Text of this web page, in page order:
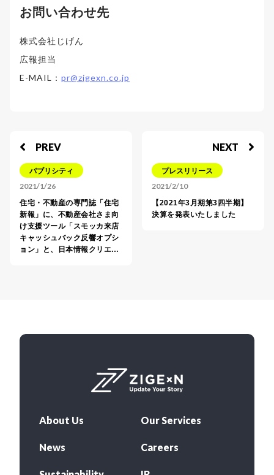
お問い合わせ先
株式会社じげん
広報担当
E-MAIL： pr@zigexn.co.jp
PREV
パブリシティ
2021/1/26
住宅・不動産の専門誌「住宅
新報」に、不動産会社さま向
け支援ツール「スモッカ来店
キャッシュバック反響オプシ
ョン」と、日本情報クリエ…
NEXT
プレスリリース
2021/2/10
【2021年3月期第3四半期】
決算を発表いたしました
About Us Our Services
News Careers